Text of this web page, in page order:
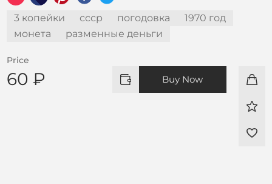
3 копейки ссср погодовка
1970 год
монета
разменные деньги
Price
60 ₽ Buy Now